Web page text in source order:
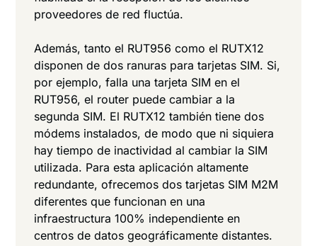
proveedores de red fluctúa.
Además, tanto el RUT956 como el RUTX12
disponen de dos ranuras para tarjetas SIM. Si,
por ejemplo, falla una tarjeta SIM en el
RUT956, el router puede cambiar a la
segunda SIM. El RUTX12 también tiene dos
módems instalados, de modo que ni siquiera
hay tiempo de inactividad al cambiar la SIM
utilizada. Para esta aplicación altamente
redundante, ofrecemos dos tarjetas SIM M2M
diferentes que funcionan en una
infraestructura 100% independiente en
centros de datos geográficamente distantes.